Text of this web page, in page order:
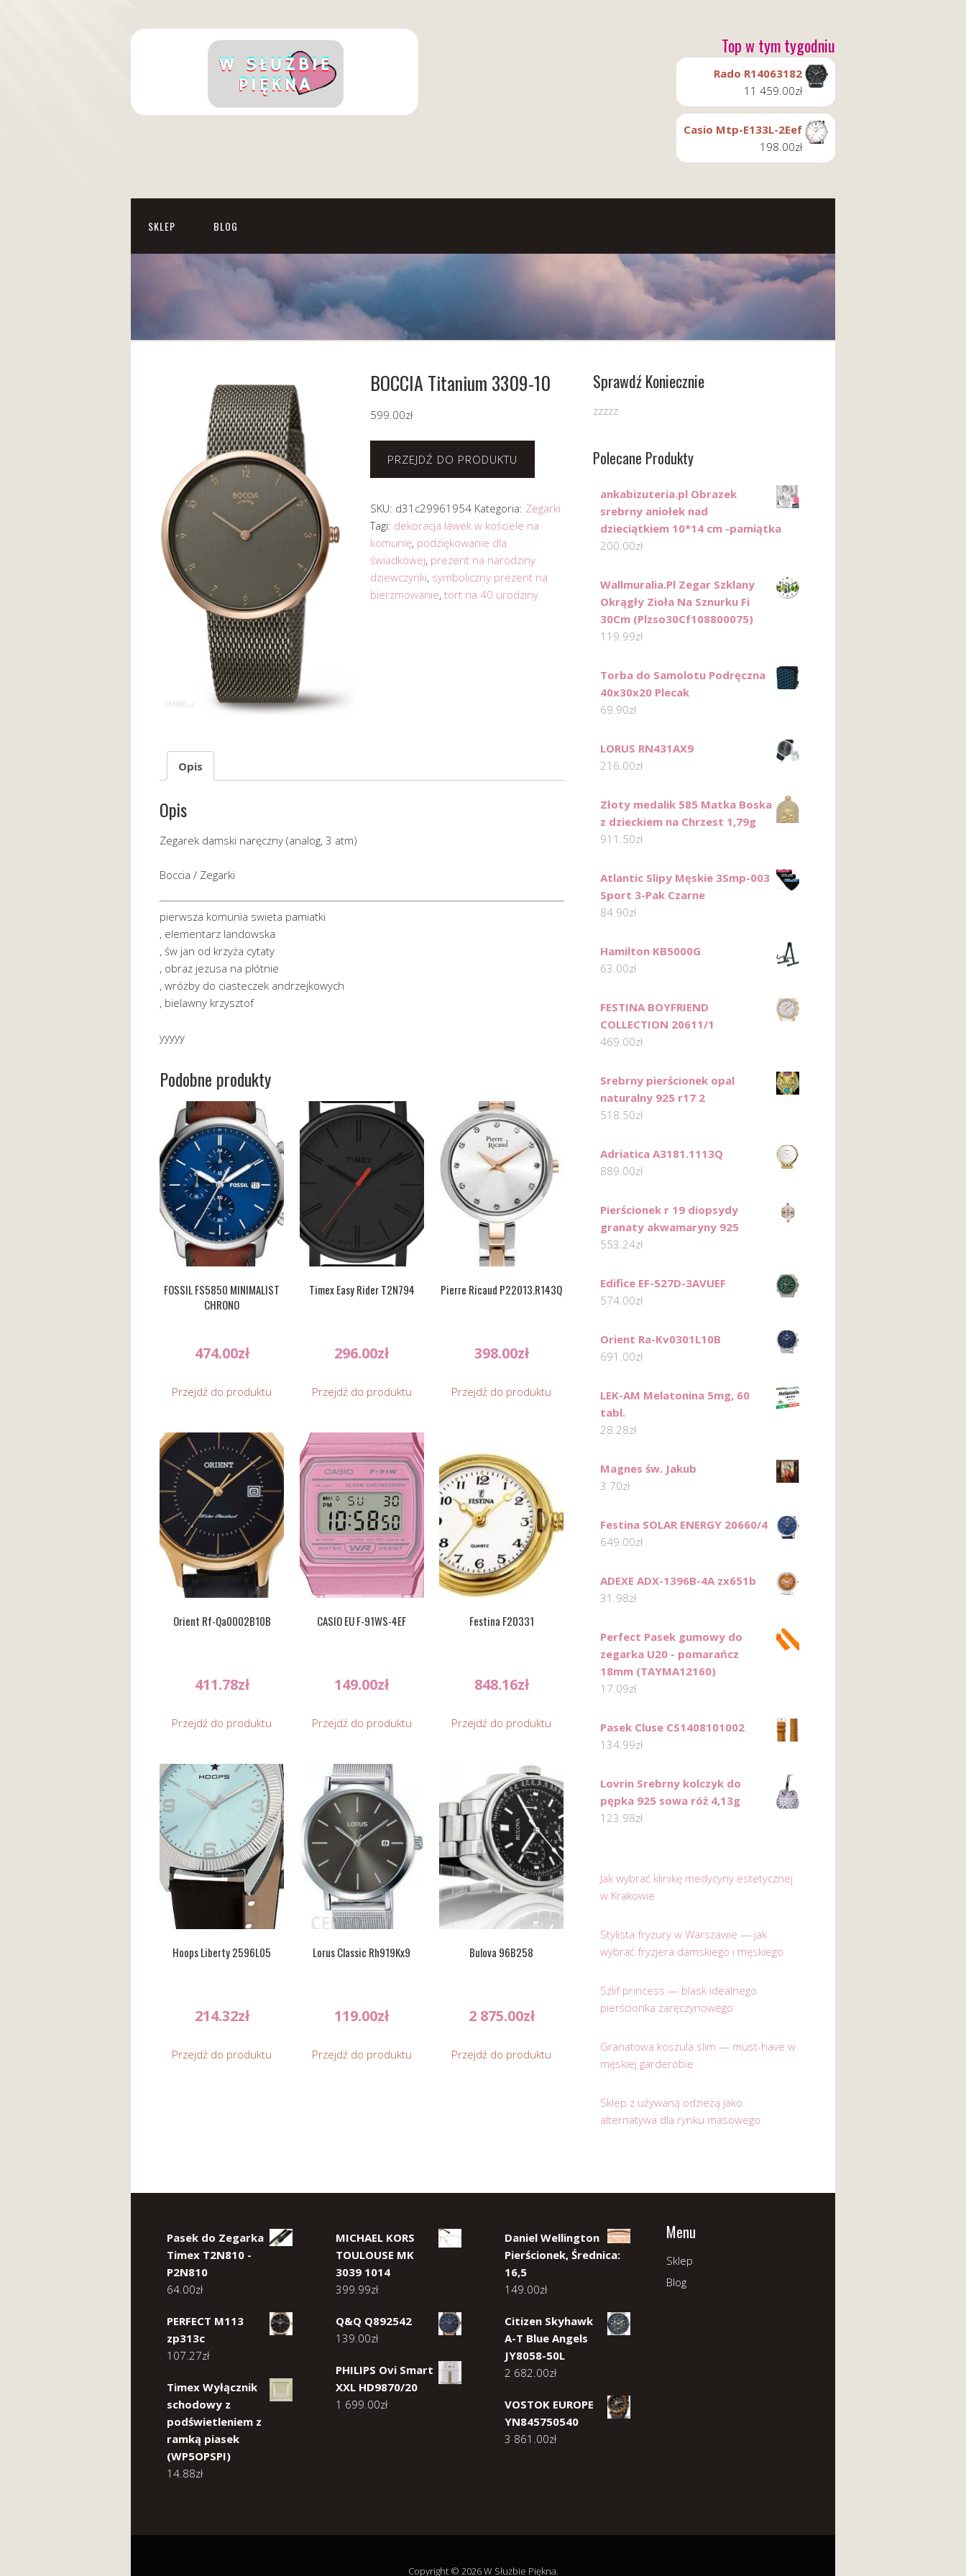
Top w tym tygodniu
Rado R14063182
11 459.00zł
Casio Mtp-E133L-2Eef
198.00zł
SKLEP BLOG
BOCCIA Titanium 3309-10
599.00zł
PRZEJDŹ DO PRODUKTU
SKU: d31c29961954 Kategoria: Zegarki
Tagi: dekoracja ławek w kościele na
komunię, podziękowanie dla
świadkowej, prezent na narodziny
dziewczynki, symboliczny prezent na
bierzmowanie, tort na 40 urodziny
Opis
Opis
Zegarek damski naręczny (analog, 3 atm)
Boccia / Zegarki
pierwsza komunia swieta pamiatki
, elementarz landowska
, św jan od krzyża cytaty
, obraz jezusa na płótnie
, wróżby do ciasteczek andrzejkowych
, bielawny krzysztof
yyyyy
Podobne produkty
FOSSIL FS5850 MINIMALIST
CHRONO
474.00zł
Przejdź do produktu
Timex Easy Rider T2N794
296.00zł
Przejdź do produktu
Pierre Ricaud P22013.R143Q
398.00zł
Przejdź do produktu
Orient Rf-Qa0002B10B
411.78zł
Przejdź do produktu
CASIO EU F-91WS-4EF
149.00zł
Przejdź do produktu
Festina F20331
848.16zł
Przejdź do produktu
Hoops Liberty 2596L05
214.32zł
Przejdź do produktu
Lorus Classic Rh919Kx9
119.00zł
Przejdź do produktu
Bulova 96B258
2 875.00zł
Przejdź do produktu
Sprawdź Koniecznie
zzzzz
Polecane Produkty
ankabizuteria.pl Obrazek
srebrny aniołek nad
dzieciątkiem 10*14 cm -pamiątka
200.00zł
Wallmuralia.Pl Zegar Szklany
Okrągły Zioła Na Sznurku Fi
30Cm (Plzso30Cf108800075)
119.99zł
Torba do Samolotu Podręczna
40x30x20 Plecak
69.90zł
LORUS RN431AX9
216.00zł
Złoty medalik 585 Matka Boska
z dzieckiem na Chrzest 1,79g
911.50zł
Atlantic Slipy Męskie 3Smp-003
Sport 3-Pak Czarne
84.90zł
Hamilton KB5000G
63.00zł
FESTINA BOYFRIEND
COLLECTION 20611/1
469.00zł
Srebrny pierścionek opal
naturalny 925 r17 2
518.50zł
Adriatica A3181.1113Q
889.00zł
Pierścionek r 19 diopsydy
granaty akwamaryny 925
553.24zł
Edifice EF-527D-3AVUEF
574.00zł
Orient Ra-Kv0301L10B
691.00zł
LEK-AM Melatonina 5mg, 60
tabl.
28.28zł
Magnes św. Jakub
3.70zł
Festina SOLAR ENERGY 20660/4
649.00zł
ADEXE ADX-1396B-4A zx651b
31.98zł
Perfect Pasek gumowy do
zegarka U20 - pomarańcz
18mm (TAYMA12160)
17.09zł
Pasek Cluse CS1408101002
134.99zł
Lovrin Srebrny kolczyk do
pępka 925 sowa róż 4,13g
123.98zł
Jak wybrać klinikę medycyny estetycznej
w Krakowie
Stylista fryzury w Warszawie — jak
wybrać fryzjera damskiego i męskiego
Szlif princess — blask idealnego
pierścionka zaręczynowego
Granatowa koszula slim — must-have w
męskiej garderobie
Sklep z używaną odzieżą jako
alternatywa dla rynku masowego
Pasek do Zegarka
Timex T2N810 -
P2N810
64.00zł
PERFECT M113
zp313c
107.27zł
Timex Wyłącznik
schodowy z
podświetleniem z
ramką piasek
(WP5OPSPI)
14.88zł
MICHAEL KORS
TOULOUSE MK
3039 1014
399.99zł
Q&Q Q892542
139.00zł
PHILIPS Ovi Smart
XXL HD9870/20
1 699.00zł
Daniel Wellington
Pierścionek, Średnica:
16,5
149.00zł
Citizen Skyhawk
A-T Blue Angels
JY8058-50L
2 682.00zł
VOSTOK EUROPE
YN845750540
3 861.00zł
Menu
Sklep
Blog
Copyright © 2026 W Służbie Piękna.